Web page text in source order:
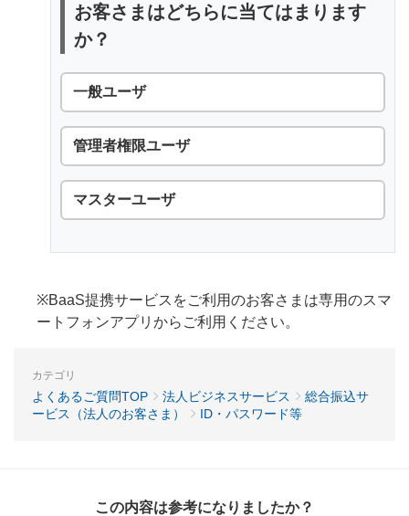
お客さまはどちらに当てはまります
か？
一般ユーザ
管理者権限ユーザ
マスターユーザ
※BaaS提携サービスをご利用のお客さまは専用のスマ
ートフォンアプリからご利用ください。
カテゴリ
よくあるご質問TOP 法人ビジネスサービス
総合振込サ
ービス（法人のお客さま）
ID・パスワード等
この内容は参考になりましたか？